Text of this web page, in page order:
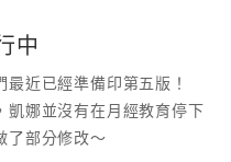
中
近已經準備印第五版！
凱娜並沒有在月經教育停下
了部分修改～